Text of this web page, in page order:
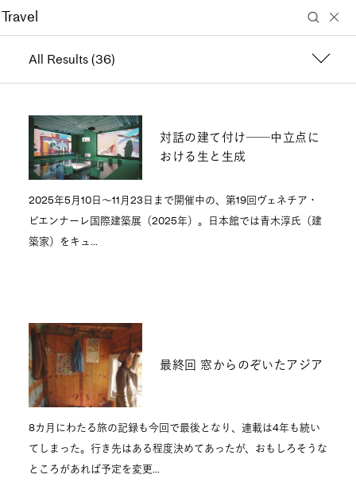
WINDOW RESEARCH INSTITUTE
All Results (36)
対話の建て付け──中立点に
おける生と生成
2025年5月10日～11月23日まで開催中の、第19回ヴェネチア・
ビエンナーレ国際建築展（2025年）。日本館では青木淳氏（建
築家）をキュ…
最終回 窓からのぞいたアジア
8カ月にわたる旅の記録も今回で最後となり、連載は4年も続い
てしまった。行き先はある程度決めてあったが、おもしろそうな
ところがあれば予定を変更…